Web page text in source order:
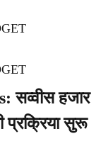
सव्वीस हजार
प्रक्रिया सुरू